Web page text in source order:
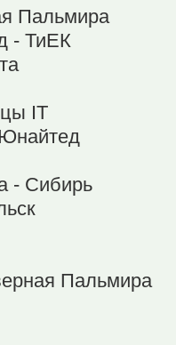
Пальмира
- ТиЕК
IT
- Сибирь
Пальмира